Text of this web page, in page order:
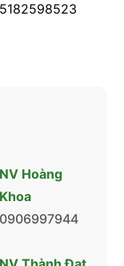
NV Hoàng
Khoa
0906997944